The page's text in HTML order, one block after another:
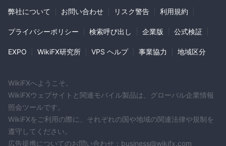
に特別に設計されています。 RRSP への拠出金は税金控除の対象
金が繰り延べられます。
り、夫婦は退職後の貯蓄で節税効果を生み出すことができます。
資収益は通常、引き出しが行われるまで税金が繰り延べられま
す。
-TFSA (非課税普通預金口座):
の目標に向けて貯蓄するのに適しています。投資収益に税金がか
かることなく、いつでも資金を引き出すことができる柔軟性を提
弊社について お問い合わせ リスク警告 利用規約
プライバシーポリシー 検索呼び出し 企業版 公式検証
EXPO WikiFX研究所 VPS ヘルプ 事業協力 地域区分
WikiFXへようこそ。
WikiFXウェブサイトと関連モバイル製品は、グローバル企業情報
照会ツールです。
WikiFXをご利用の際に、それぞれの国や地域の関連法律や規制を
遵守してください。
広告提携についてのお問い合わせ：business@wikifx.com